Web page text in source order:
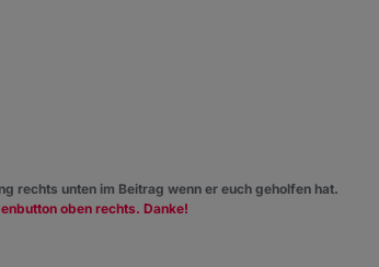
rechts unten im Beitrag wenn er euch geholfen hat.
oben rechts. Danke!